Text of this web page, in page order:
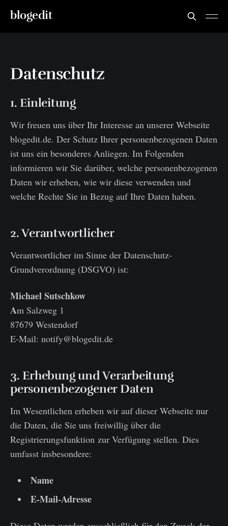
blogedit
Datenschutz
1. Einleitung
Wir freuen uns über Ihr Interesse an unserer Webseite
blogedit.de. Der Schutz Ihrer personenbezogenen Daten
ist uns ein besonderes Anliegen. Im Folgenden
informieren wir Sie darüber, welche personenbezogenen
Daten wir erheben, wie wir diese verwenden und
welche Rechte Sie in Bezug auf Ihre Daten haben.
2. Verantwortlicher
Verantwortlicher im Sinne der Datenschutz-
Grundverordnung (DSGVO) ist:
Michael Sutschkow
Am Salzweg 1
87679 Westendorf
E-Mail: notify@blogedit.de
3. Erhebung und Verarbeitung
personenbezogener Daten
Im Wesentlichen erheben wir auf dieser Webseite nur
die Daten, die Sie uns freiwillig über die
Registrierungsfunktion zur Verfügung stellen. Dies
umfasst insbesondere:
Name
E-Mail-Adresse